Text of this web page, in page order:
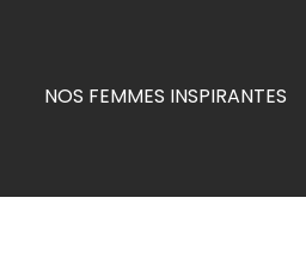
NOS FEMMES INSPIRANTES